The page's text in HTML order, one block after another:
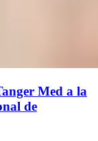
Med a la
de